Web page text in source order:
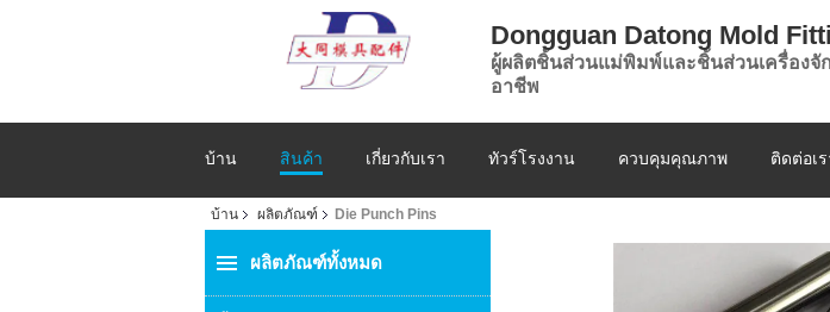
Dongguan Datong Mold
ผู้ผลิตชิ้นส่วนแม่พิมพ์และชิ้นส่วนเครื่องจั
อาชีพ
บ้าน สินค้า เกี่ยวกับเรา ทัวร์โรงงาน ควบคุมคุณภาพ ติดต่อเร
บ้าน ผลิตภัณฑ์ Die Punch Pins
ผลิตภัณฑ์ทั้งหมด